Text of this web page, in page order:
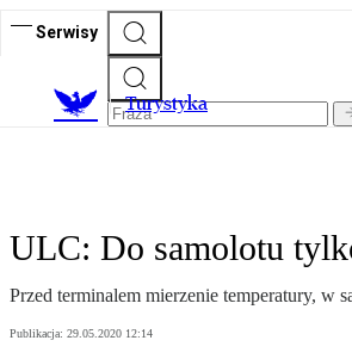
Serwisy
Turystyka
ULC: Do samolotu
Przed terminalem mierzenie temperatury,
Publikacja: 29.05.2020 12:14